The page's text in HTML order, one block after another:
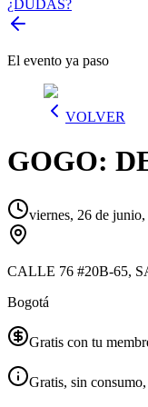
¿DUDAS?
El evento ya paso
VOLVER
GOGO:
viernes, 26 de
CALLE 76 #20B-65,
Bogotá
Gratis con tu
Gratis, sin